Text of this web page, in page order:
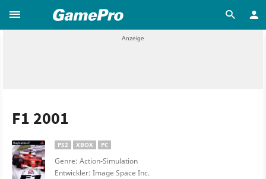
F1 2001
PS2 XBOX PC
Genre: Action-Simulation
Entwickler: Image Space Inc.